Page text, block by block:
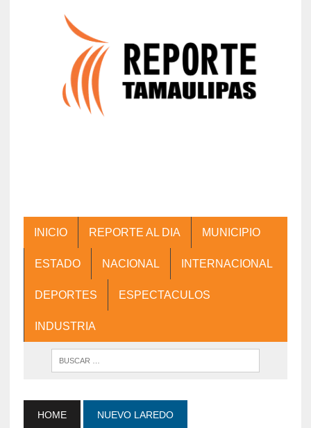
INICIO REPORTE AL DIA MUNICIPIO
ESTADO NACIONAL INTERNACIONAL
DEPORTES ESPECTACULOS
INDUSTRIA
HOME NUEVO LAREDO